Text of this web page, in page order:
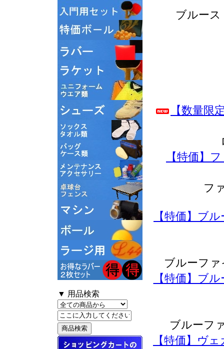
▼ 用品検索
ブルー
【数量限
【特価】
フ
【特価】ブ
ブルーフ
【特価】ブ
ブルーフ
【特価】ヴ